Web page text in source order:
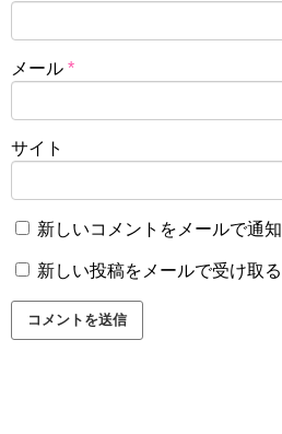
メール *
サイト
新しいコメントをメールで通知
新しい投稿をメールで受け取る